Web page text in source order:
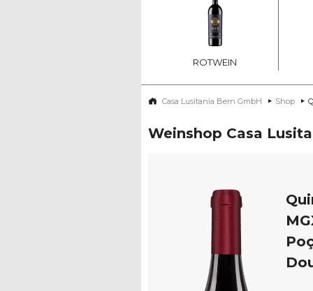
ROTWEIN
Casa Lusitania Bern GmbH Shop
Weinshop Casa